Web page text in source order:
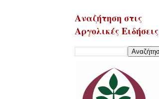
Αναζήτηση στις
Αργολικές Ειδήσεις